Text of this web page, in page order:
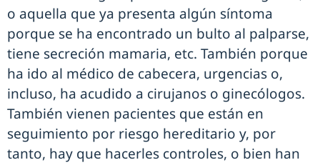
o aquella que ya presenta algún síntoma
porque se ha encontrado un bulto al palparse,
tiene secreción mamaria, etc. También porque
ha ido al médico de cabecera, urgencias o,
incluso, ha acudido a cirujanos o ginecólogos.
También vienen pacientes que están en
seguimiento por riesgo hereditario y, por
tanto, hay que hacerles controles, o bien han